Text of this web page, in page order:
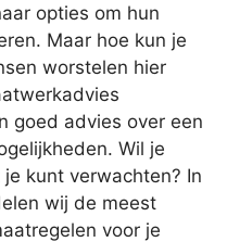
opties om hun
Maar hoe kun je
worstelen hier
goed advies over een
Wil je
kunt verwachten? In
wij de meest
voor je